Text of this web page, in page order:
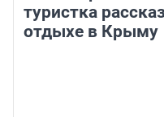
туристка
отдыхе в Крыму